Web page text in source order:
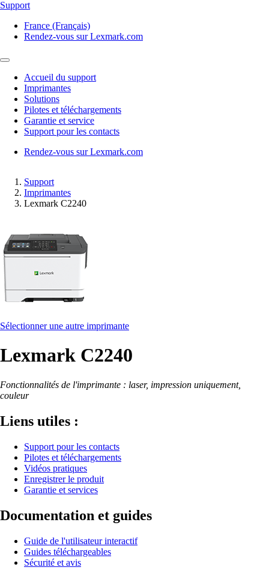
Support
France (Français)
Rendez-vous sur Lexmark.com
Accueil du support
Imprimantes
Solutions
Pilotes et téléchargements
Garantie et service
Support pour les contacts
Rendez-vous sur Lexmark.com
Support
Imprimantes
Lexmark C2240
Sélectionner une autre imprimante
Lexmark C2240
Fonctionnalités de l'imprimante : laser, impression uniquement,
couleur
Liens utiles :
Support pour les contacts
Pilotes et téléchargements
Vidéos pratiques
Enregistrer le produit
Garantie et services
Documentation et guides
Guide de l'utilisateur interactif
Guides téléchargeables
Sécurité et avis